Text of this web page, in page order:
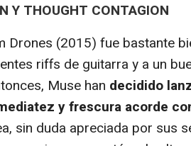
Y THOUGHT CONTAGION
Drones (2015) fue bastante
riffs de guitarra y a un
Muse han decidido
y frescura acorde
sin duda apreciada por sus